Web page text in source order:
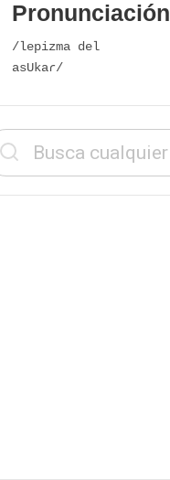
Pronunciación
/lepizma del
asUkaɾ/